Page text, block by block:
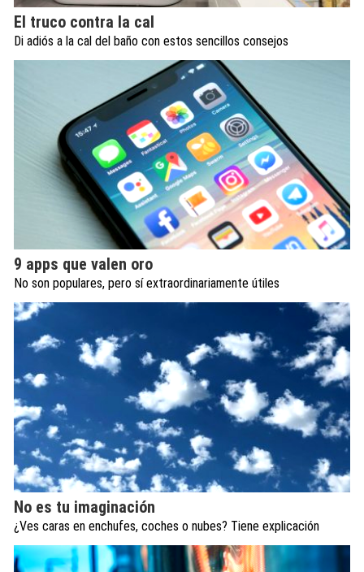
El truco contra la cal
Di adiós a la cal del baño con estos sencillos consejos
9 apps que valen oro
No son populares, pero sí extraordinariamente útiles
No es tu imaginación
¿Ves caras en enchufes, coches o nubes? Tiene explicación